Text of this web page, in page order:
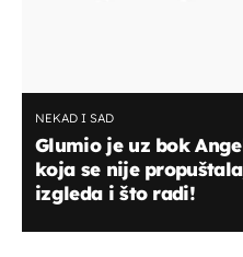
NEKAD I SAD
Glumio je uz bok
koja se nije
izgleda i što radi!